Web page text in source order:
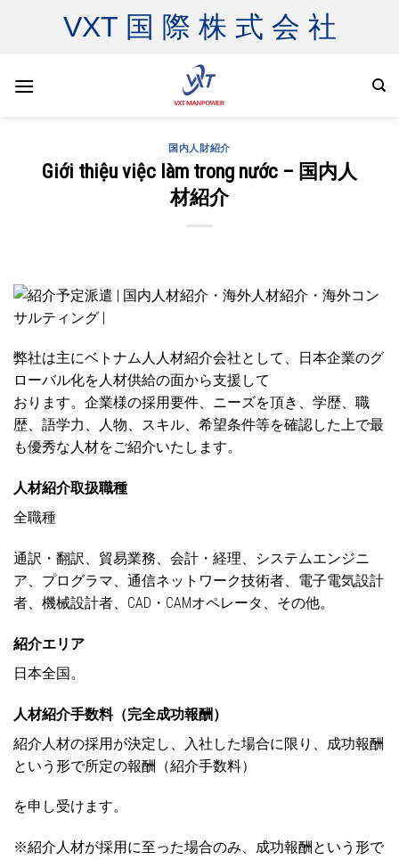
VXT 国 際 株 式 会 社
国内人財紹介
Giới thiệu việc làm trong nước – 国内人
材紹介
弊社は主にベトナム人人材紹介会社として、日本企業のグ
ローバル化を人材供給の面から支援して
おります。企業様の採用要件、ニーズを頂き、学歴、職
歴、語学力、人物、スキル、希望条件等を確認した上で最
も優秀な人材をご紹介いたします。
人材紹介取扱職種
全職種
通訳・翻訳、貿易業務、会計・経理、システムエンジニ
ア、プログラマ、通信ネットワーク技術者、電子電気設計
者、機械設計者、CAD・CAMオペレータ、その他。
紹介エリア
日本全国。
人材紹介手数料（完全成功報酬）
紹介人材の採用が決定し、入社した場合に限り、成功報酬
という形で所定の報酬（紹介手数料）
を申し受けます。
※紹介人材が採用に至った場合のみ、成功報酬という形で